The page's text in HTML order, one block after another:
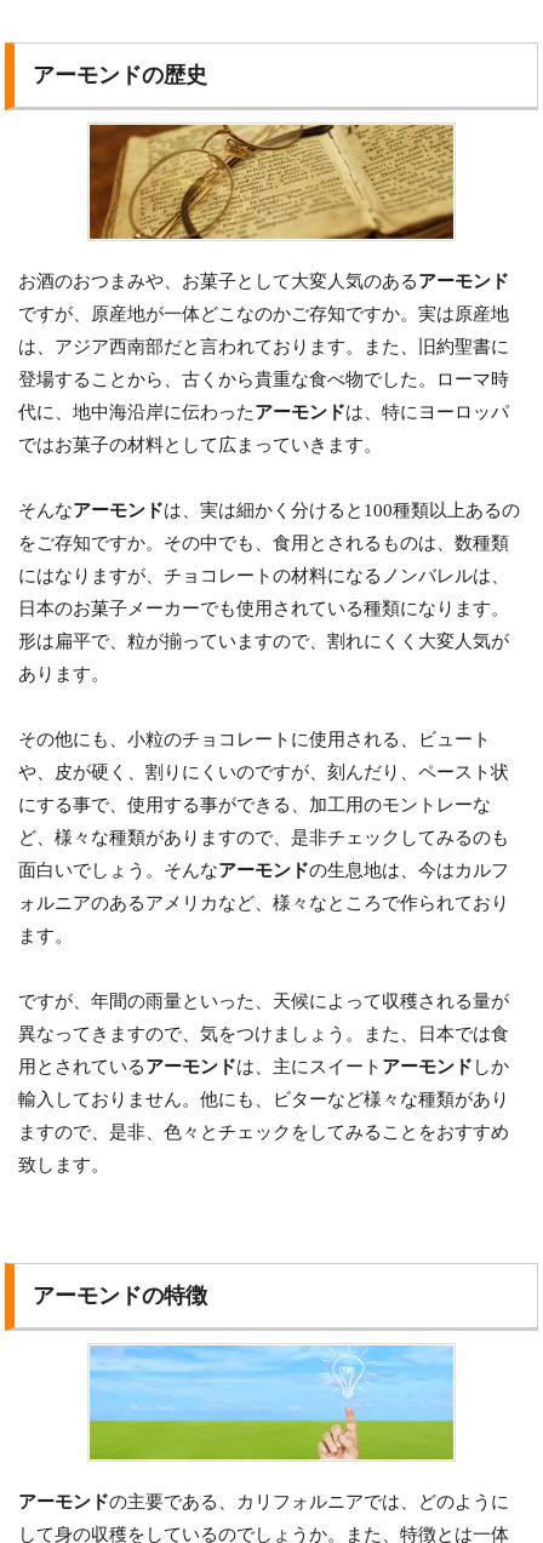
アーモンドの歴史
お酒のおつまみや、お菓子として大変人気のあるアーモンド
ですが、原産地が一体どこなのかご存知ですか。実は原産地
は、アジア西南部だと言われております。また、旧約聖書に
登場することから、古くから貴重な食べ物でした。ローマ時
代に、地中海沿岸に伝わったアーモンドは、特にヨーロッパ
ではお菓子の材料として広まっていきます。
そんなアーモンドは、実は細かく分けると100種類以上あるの
をご存知ですか。その中でも、食用とされるものは、数種類
にはなりますが、チョコレートの材料になるノンバレルは、
日本のお菓子メーカーでも使用されている種類になります。
形は扁平で、粒が揃っていますので、割れにくく大変人気が
あります。
その他にも、小粒のチョコレートに使用される、ビュート
や、皮が硬く、割りにくいのですが、刻んだり、ペースト状
にする事で、使用する事ができる、加工用のモントレーな
ど、様々な種類がありますので、是非チェックしてみるのも
面白いでしょう。そんなアーモンドの生息地は、今はカルフ
ォルニアのあるアメリカなど、様々なところで作られており
ます。
ですが、年間の雨量といった、天候によって収穫される量が
異なってきますので、気をつけましょう。また、日本では食
用とされているアーモンドは、主にスイート アーモンド しか
輸入しておりません。他にも、ビターなど様々な種類があり
ますので、是非、色々とチェックをしてみることをおすすめ
致します。
アーモンドの特徴
アーモンドの主要である、カリフォルニアでは、どのように
して身の収穫をしているのでしょうか。また、特徴とは一体